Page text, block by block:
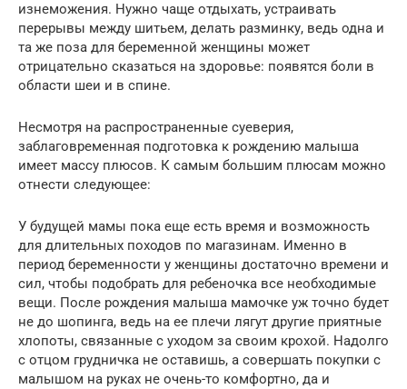
изнеможения. Нужно чаще отдыхать, устраивать
перерывы между шитьем, делать разминку, ведь одна и
та же поза для беременной женщины может
отрицательно сказаться на здоровье: появятся боли в
области шеи и в спине.
Несмотря на распространенные суеверия,
заблаговременная подготовка к рождению малыша
имеет массу плюсов. К самым большим плюсам можно
отнести следующее:
У будущей мамы пока еще есть время и возможность
для длительных походов по магазинам. Именно в
период беременности у женщины достаточно времени и
сил, чтобы подобрать для ребеночка все необходимые
вещи. После рождения малыша мамочке уж точно будет
не до шопинга, ведь на ее плечи лягут другие приятные
хлопоты, связанные с уходом за своим крохой. Надолго
с отцом грудничка не оставишь, а совершать покупки с
малышом на руках не очень-то комфортно, да и